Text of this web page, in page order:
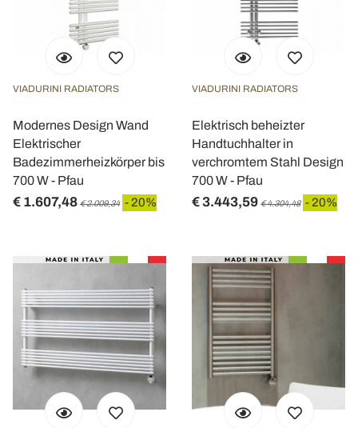
VIADURINI RADIATORS
Modernes Design Wand
Elektrischer
Badezimmerheizkörper bis
700 W - Pfau
€ 1.607,48 € 2.009,34 - 20%
VIADURINI RADIATORS
Elektrisch beheizter
Handtuchhalter in
verchromtem Stahl Design
700 W - Pfau
€ 3.443,59 € 4.304,48 - 20%